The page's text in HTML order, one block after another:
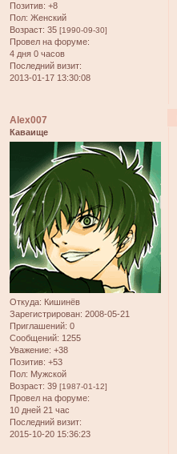
Позитив: +8
Пол: Женский
Возраст: 35 [1990-09-30]
Провел на форуме:
4 дня 0 часов
Последний визит:
2013-01-17 13:30:08
Alex007
Каваище
Откуда: Кишинёв
Зарегистрирован: 2008-05-21
Приглашений: 0
Сообщений: 1255
Уважение: +38
Позитив: +53
Пол: Мужской
Возраст: 39 [1987-01-12]
Провел на форуме:
10 дней 21 час
Последний визит:
2015-10-20 15:36:23